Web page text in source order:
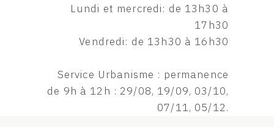
Lundi et mercredi: de 13h30 à
17h30
Vendredi: de 13h30 à 16h30
Service Urbanisme : permanence
de 9h à 12h : 29/08, 19/09, 03/10,
07/11, 05/12.